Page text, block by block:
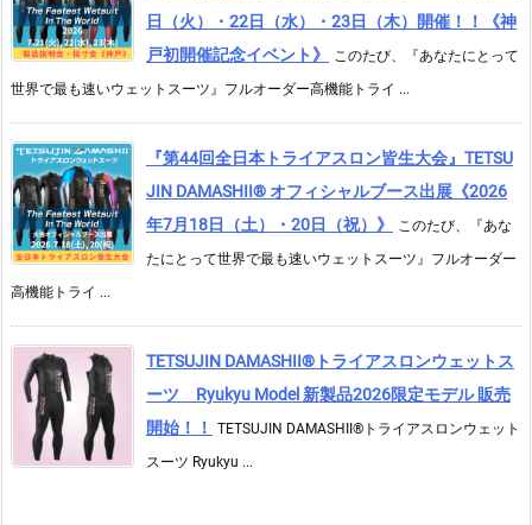
日（火）・22日（水）・23日（木）開催！！《神
戸初開催記念イベント》
このたび、『あなたにとって
世界で最も速いウェットスーツ』フルオーダー高機能トライ ...
『第44回全日本トライアスロン皆生大会』TETSU
JIN DAMASHII® オフィシャルブース出展《2026
年7月18日（土）・20日（祝）》
このたび、『あな
たにとって世界で最も速いウェットスーツ』フルオーダー
高機能トライ ...
TETSUJIN DAMASHII®︎トライアスロンウェットス
ーツ Ryukyu Model 新製品2026限定モデル 販売
開始！！
TETSUJIN DAMASHII®︎トライアスロンウェット
スーツ Ryukyu ...